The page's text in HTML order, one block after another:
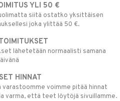
YLI 50 €
siitä ostatko yksittäisen
joka ylittää 50 €.
lähetetään normaalisti samana
HINNAT
voimme pitää hinnat
varma, että teet löytöjä sivuillamme.